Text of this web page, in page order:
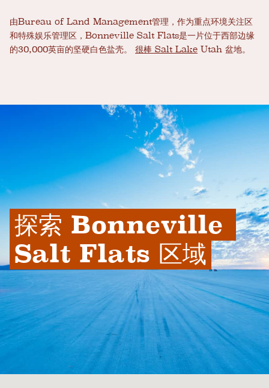
由Bureau of Land Management管理，作为重点环境关注区
和特殊娱乐管理区，Bonneville Salt Flats是一片位于西部边缘
的30,000英亩的坚硬白色盐壳。 很棒 Salt Lake Utah 盆地。
探索 Bonneville
Salt Flats 区域